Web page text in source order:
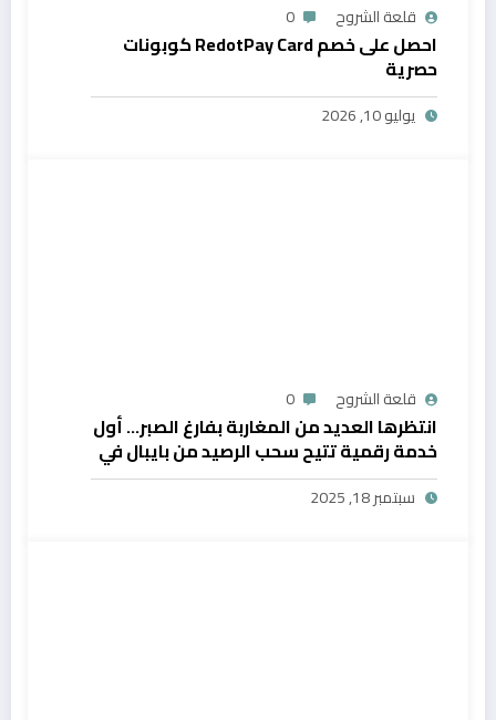
قلعة الشروح 0
احصل على خصم RedotPay Card كوبونات
حصرية
يوليو 10, 2026
قلعة الشروح 0
انتظرها العديد من المغاربة بفارغ الصبر… أول
خدمة رقمية تتيح سحب الرصيد من بايبال في
المغرب
سبتمبر 18, 2025